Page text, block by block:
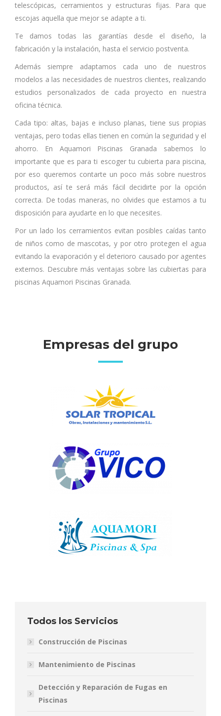
telescópicas, cerramientos y estructuras fijas. Para que
escojas aquella que mejor se adapte a ti.
Te damos todas las garantías desde el diseño, la
fabricación y la instalación, hasta el servicio postventa.
Además siempre adaptamos cada uno de nuestros
modelos a las necesidades de nuestros clientes, realizando
estudios personalizados de cada proyecto en nuestra
oficina técnica.
Cada tipo: altas, bajas e incluso planas, tiene sus propias
ventajas, pero todas ellas tienen en común la seguridad y el
ahorro. En Aquamori Piscinas Granada sabemos lo
importante que es para ti escoger tu cubierta para piscina,
por eso queremos contarte un poco más sobre nuestros
productos, así te será más fácil decidirte por la opción
correcta. De todas maneras, no olvides que estamos a tu
disposición para ayudarte en lo que necesites.
Por un lado los cerramientos evitan posibles caídas tanto
de niños como de mascotas, y por otro protegen el agua
evitando la evaporación y el deterioro causado por agentes
externos. Descubre más ventajas sobre las cubiertas para
piscinas Aquamori Piscinas Granada.
Empresas del grupo
Todos los Servicios
Construcción de Piscinas
Mantenimiento de Piscinas
Detección y Reparación de Fugas en
Piscinas